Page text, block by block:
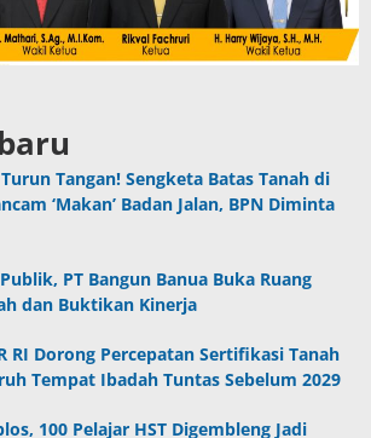
Tangan! Sengketa Batas Tanah di
‘Makan’ Badan Jalan, BPN Diminta
PT Bangun Banua Buka Ruang
dan Buktikan Kinerja
RI Dorong Percepatan Sertifikasi Tanah
Tempat Ibadah Tuntas Sebelum 2029
100 Pelajar HST Digembleng Jadi